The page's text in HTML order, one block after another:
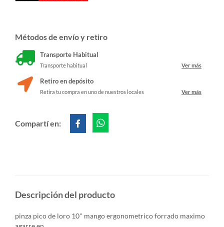
Métodos de envío y retiro
Transporte Habitual
Transporte habitual Ver más
Retiro en depósito
Retira tu compra en uno de nuestros locales Ver más
Compartí en:
Descripción del producto
pinza pico de loro 10" mango ergonometrico forrado maximo